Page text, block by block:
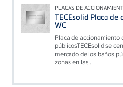
PLACAS DE
TECEsolid Placa
WC
Placa de accionamiento
públicosTECEsolid se
mercado de los baños
zonas en las...